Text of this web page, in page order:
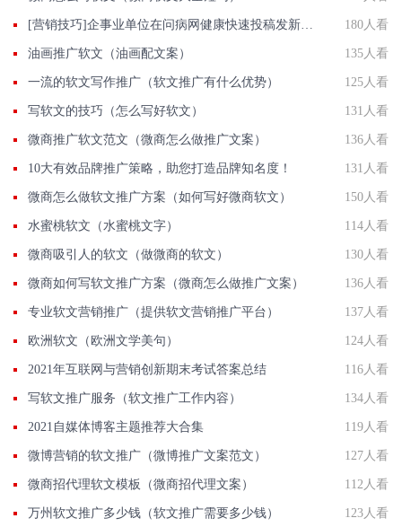
180人看
油画推广软文（油画配文案） 135人看
一流的软文写作推广（软文推广有什么优势） 125人看
写软文的技巧（怎么写好软文） 131人看
微商推广软文范文（微商怎么做推广文案） 136人看
10大有效品牌推广策略，助您打造品牌知名度！ 131人看
微商怎么做软文推广方案（如何写好微商软文） 150人看
水蜜桃软文（水蜜桃文字） 114人看
微商吸引人的软文（做微商的软文） 130人看
微商如何写软文推广方案（微商怎么做推广文案） 136人看
专业软文营销推广（提供软文营销推广平台） 137人看
欧洲软文（欧洲文学美句） 124人看
2021年互联网与营销创新期末考试答案总结 116人看
写软文推广服务（软文推广工作内容） 134人看
2021自媒体博客主题推荐大合集 119人看
微博营销的软文推广（微博推广文案范文） 127人看
微商招代理软文模板（微商招代理文案） 112人看
万州软文推广多少钱（软文推广需要多少钱） 123人看